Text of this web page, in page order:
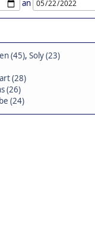
an
(45), Soly (23)
(28)
(26)
(24)